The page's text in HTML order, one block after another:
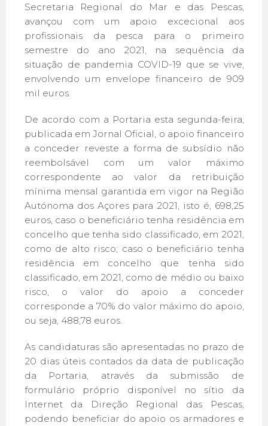
Secretaria Regional do Mar e das Pescas,
avançou com um apoio excecional aos
profissionais da pesca para o primeiro
semestre do ano 2021, na sequência da
situação de pandemia COVID-19 que se vive,
envolvendo um envelope financeiro de 909
mil euros.
De acordo com a Portaria esta segunda-feira,
publicada em Jornal Oficial, o apoio financeiro
a conceder reveste a forma de subsídio não
reembolsável com um valor máximo
correspondente ao valor da retribuição
mínima mensal garantida em vigor na Região
Autónoma dos Açores para 2021, isto é, 698,25
euros, caso o beneficiário tenha residência em
concelho que tenha sido classificado, em 2021,
como de alto risco; caso o beneficiário tenha
residência em concelho que tenha sido
classificado, em 2021, como de médio ou baixo
risco, o valor do apoio a conceder
corresponde a 70% do valor máximo do apoio,
ou seja, 488,78 euros.
As candidaturas são apresentadas no prazo de
20 dias úteis contados da data de publicação
da Portaria, através da submissão de
formulário próprio disponível no sítio da
Internet da Direção Regional das Pescas,
podendo beneficiar do apoio os armadores e